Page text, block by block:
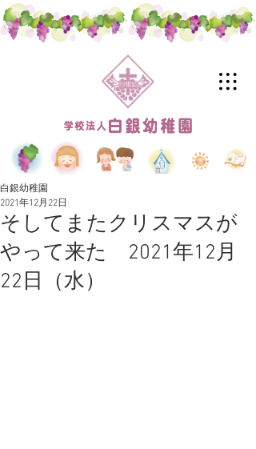
そしてまたクリスマスが
やって来た 2021年12月
22日（水）
白銀幼稚園
2021年12月22日